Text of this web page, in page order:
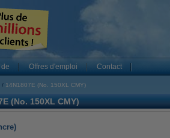
Offres d'emploi Contact
14N1807E (No. 150XL CMY)
(No. 150XL CMY)